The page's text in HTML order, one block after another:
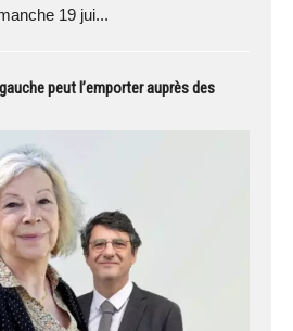
19 jui...
peut l’emporter auprès des